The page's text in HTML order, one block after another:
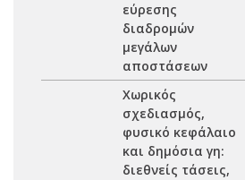
εύρεσης
διαδρομών
μεγάλων
αποστάσεων
Χωρικός
σχεδιασμός,
φυσικό κεφάλαιο
και δημόσια γη:
διεθνείς τάσεις,